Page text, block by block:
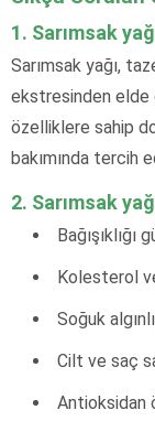
1. Sarımsak
Sarımsak yağı,
ekstresinden elde
özelliklere sahip
bakımında tercih
2. Sarımsak
Bağışıklığı
Kolesterol
Soğuk
Cilt ve saç
Antioksidan